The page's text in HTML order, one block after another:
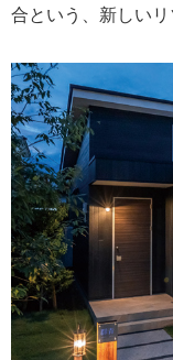
合という、新しいリ